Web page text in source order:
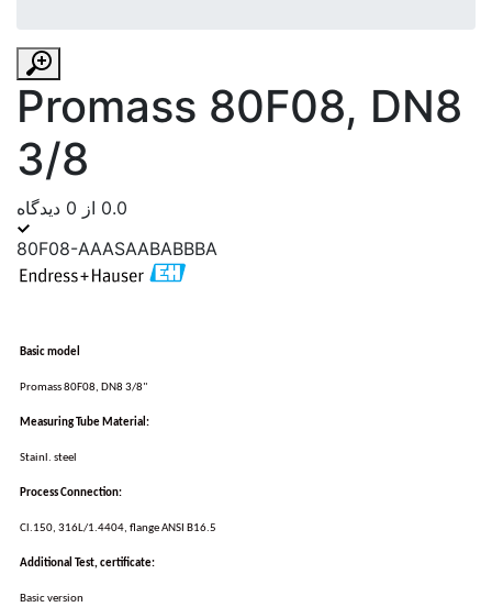
Promass 80F08, DN8
3/8
0.0 از 0 دیدگاه
80F08-AAASAABABBBA
Basic model
Promass 80F08, DN8 3/8"
Measuring Tube Material:
Stainl. steel
Process Connection:
Cl.150, 316L/1.4404, flange ANSI B16.5
Additional Test, certificate:
Basic version